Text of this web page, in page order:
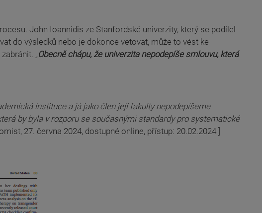
John Ioannidis ze Stanfordské univerzity, který se podílel
do výsledků nebo je dokonce vetovat, může to vést ke
„Obecně chápu, že univerzita nepodepíše smlouvu, která
instituce a já jako člen její fakulty nepodepíšeme
by byla v rozporu se současnými standardy pro systematické
27. června 2024, dostupné online, přístup: 20.02.2024 ]